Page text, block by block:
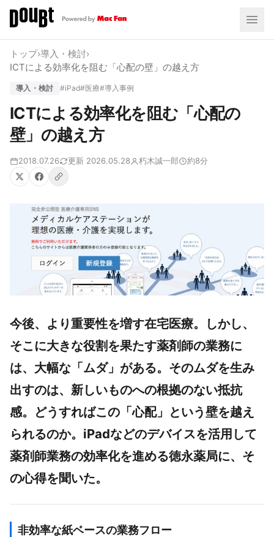
トップ›導入・検討›
ICTによる効率化を阻む「心配の壁」の越え方
導入・検討 #iPad#医療#導入事例
ICTによる効率化を阻む「心配の
壁」の越え方
2018.07.26 更新 2026.05.28 朽木誠一郎 約8分
今後、より重要性を増す在宅医療。しかし、
そこに大きな役割を果たす薬剤師の業務に
は、大幅な「ムダ」がある。そのムダを生み
出すのは、新しいものへの根拠のない抵抗
感。どうすればこの「心配」という壁を越え
られるのか。iPadなどのデバイスを活用して
薬剤師業務の効率化を進める徳永薬局に、そ
の心得を聞いた。
非効率な紙ベースの業務フロー